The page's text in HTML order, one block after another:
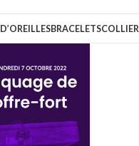
BRACELETSCOLLIER